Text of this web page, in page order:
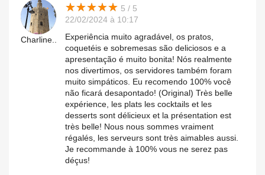
Charline..
★★★★★
★★★★★ 5 / 5
22/02/2024 à 10:17
Experiência muito agradável, os pratos,
coquetéis e sobremesas são deliciosos e a
apresentação é muito bonita! Nós realmente
nos divertimos, os servidores também foram
muito simpáticos. Eu recomendo 100% você
não ficará desapontado! (Original) Très belle
expérience, les plats les cocktails et les
desserts sont délicieux et la présentation est
très belle! Nous nous sommes vraiment
régalés, les serveurs sont très aimables aussi.
Je recommande à 100% vous ne serez pas
déçus!